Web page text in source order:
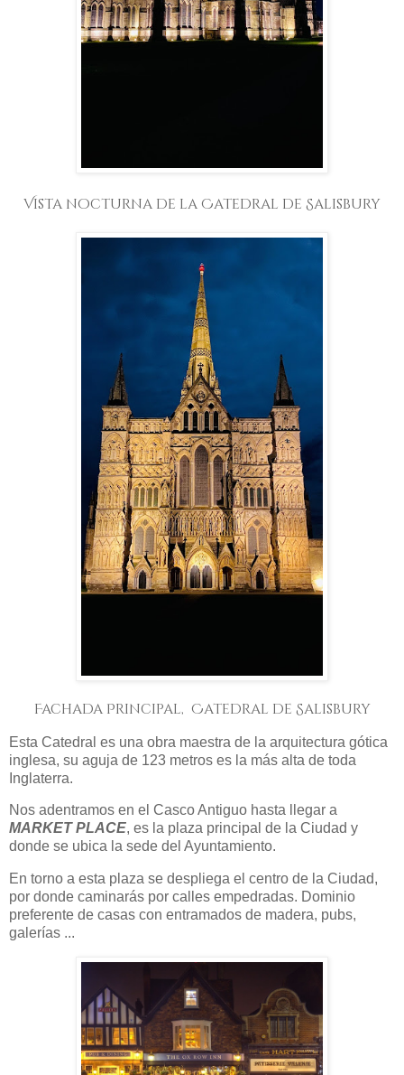
Vista nocturna de la Catedral de Salisbury
Fachada Principal, Catedral de Salisbury
Esta Catedral es una obra maestra de la arquitectura gótica
inglesa, su aguja de 123 metros es la más alta de toda
Inglaterra.
Nos adentramos en el Casco Antiguo hasta llegar a
MARKET PLACE, es la plaza principal de la Ciudad y
donde se ubica la sede del Ayuntamiento.
En torno a esta plaza se despliega el centro de la Ciudad,
por donde caminarás por calles empedradas. Dominio
preferente de casas con entramados de madera, pubs,
galerías ...